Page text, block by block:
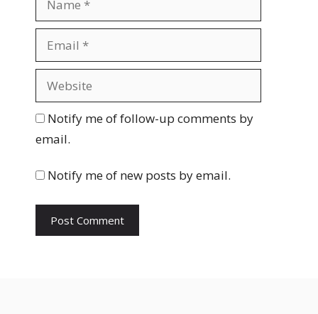
m
a
lb
i
e
Notify me of follow-up comments by
email.
Notify me of new posts by email.